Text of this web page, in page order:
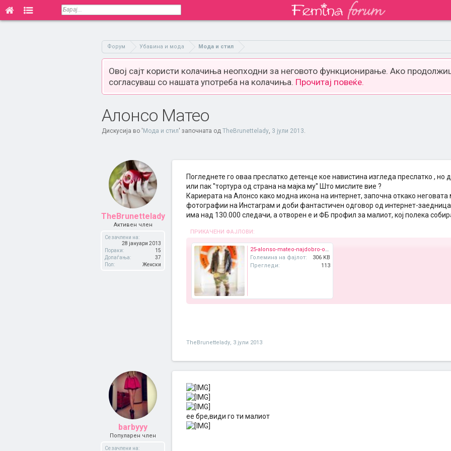
Форум Убавина и мода Мода и стил
Овој сајт користи колачиња неопходни за неговото функционирање. Ако
согласуваш со нашата употреба на колачиња. Прочитај повеќе.
Алонсо Матео
Дискусија во ' Мода и стил' започната од TheBrunettelady, 3 јули 2013.
TheBrunettelady
Активен член
Се зачлени на:
28 јануари 2013
Пораки:
15
Допаѓања:
37
Пол:
Женски
Погледнете го оваа преслатко детенце кое навистина изгледа преслатко , но
или пак ''тортура од страна на мајка му'' Што мислите вие ?
Кариерата на Алонсо како модна икона на интернет, започна откако неговата
фотографии на Инстаграм и доби фантастичен одговор од интернет-
има над 130.000 следачи, а отворен е и ФБ профил за малиот, кој полека
ПРИКАЧЕНИ ФАЈЛОВИ:
25-alonso-mateo-najdobro-oblechenoto-5-godishno-dete-www.kafepauza.jpg
Големина на фајлот:
306 KB
Прегледи:
113
TheBrunettelady, 3 јули 2013
barbyyy
Популарен член
Се зачлени на:
ее бре,види го ти малиот